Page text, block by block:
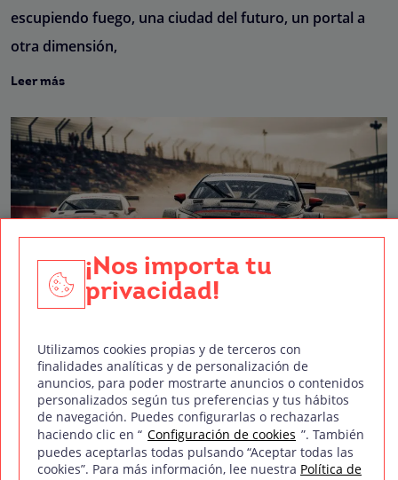
escupiendo fuego, una ciudad del futuro, un portal a
otra dimensión,
Leer más
Motores rugiendo, adelantamientos al límite,
rivalidades que se cuecen durante años y pilotos que
viven pegados al volante. Las películas
Leer más
¡Nos importa tu
privacidad!
Utilizamos cookies propias y de terceros con
finalidades analíticas y de personalización de
anuncios, para poder mostrarte anuncios o contenidos
personalizados según tus preferencias y tus hábitos
de navegación. Puedes configurarlas o rechazarlas
haciendo clic en “ Configuración de cookies ”. También
puedes aceptarlas todas pulsando “Aceptar todas las
cookies”. Para más información, lee nuestra Política de